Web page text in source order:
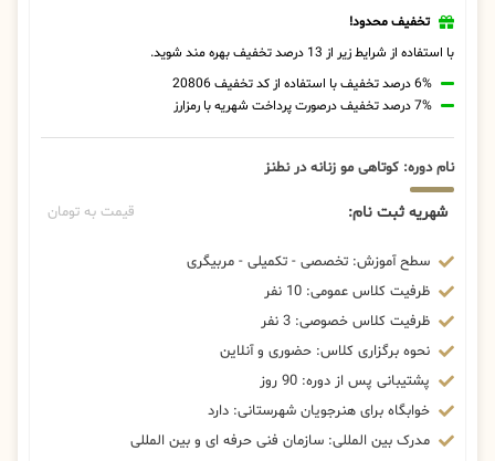
تخفیف محدود!
با استفاده از شرایط زیر از 13 درصد تخفیف بهره مند شوید.
6% درصد تخفیف با استفاده از کد تخفیف 20806
7% درصد تخفیف درصورت پرداخت شهریه با رمزارز
نام دوره: کوتاهی مو زنانه در نطنز
شهریه ثبت نام: قیمت به تومان
سطح آموزش: تخصصی - تکمیلی - مربیگری
ظرفیت کلاس عمومی: 10 نفر
ظرفیت کلاس خصوصی: 3 نفر
نحوه برگزاری کلاس: حضوری و آنلاین
پشتیبانی پس از دوره: 90 روز
خوابگاه برای هنرجویان شهرستانی: دارد
مدرک بین المللی: سازمان فنی حرفه ای و بین المللی